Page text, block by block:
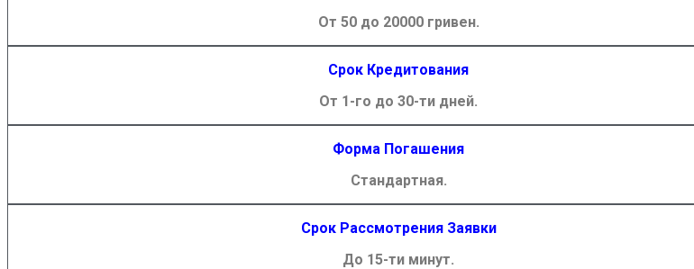
От 50 до 20000 гривен.
Срок Кредитования
От 1-го до 30-ти дней.
Форма Погашения
Стандартная.
Срок Рассмотрения Заявки
До 15-ти минут.